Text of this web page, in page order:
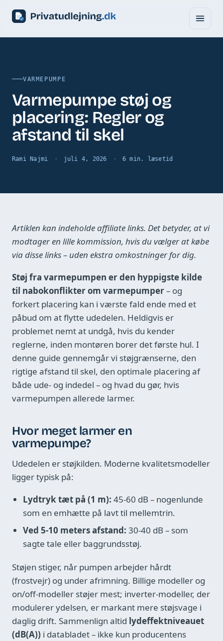
VARMEPUMPE
Varmepumpe støj og
placering: Regler og
afstand til skel
Rami Najmi juli 4, 2026 6 min. læsetid
Artiklen kan indeholde affiliate links. Det betyder, at vi
modtager en lille kommission, hvis du vælger at købe
via disse links – uden ekstra omkostninger for dig.
Støj fra varmepumpen er den hyppigste kilde
til nabokonflikter om varmepumper– og
forkert placering kan i værste fald ende med et
påbud om at flytte udedelen. Heldigvis er
problemet nemt at undgå, hvis du kender
reglerne, inden montøren borer det første hul. I
denne guide gennemgår vi støjgrænserne, den
rigtige afstand til skel, den optimale placering af
både ude- og indedel – og hvad du gør, hvis
varmepumpen allerede larmer.
Hvor meget larmer en
varmepumpe?
Udedelen er støjkilden. Moderne kvalitetsmodeller
ligger typisk på:
Lydtryk tæt på (1 m): 45-60 dB – nogenlunde
som en emhætte på lavt til mellemtrin.
Ved 5-10 meters afstand: 30-40 dB – som
sagte tale eller baggrundsstøj.
Støjen stiger, når pumpen arbejder hårdt
(frostvejr) og under afrimning. Billige modeller og
on/off-modeller støjer mest; inverter-modeller, der
modulerer ydelsen, er markant mere støjsvage i
daglig drift. Sammenlign altid lydeffektniveauet
(dB(A)) i databladet – ikke kun producentens